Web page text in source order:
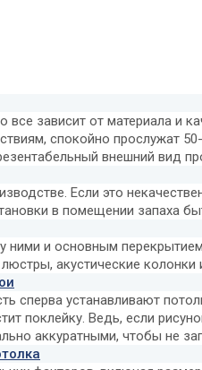
зависит от материала и
спокойно прослужат
внешний вид
Если это
в помещении запаха
и основным
акустические колонки
сперва устанавливают
поклейку. Ведь, если
аккуратными, чтобы не